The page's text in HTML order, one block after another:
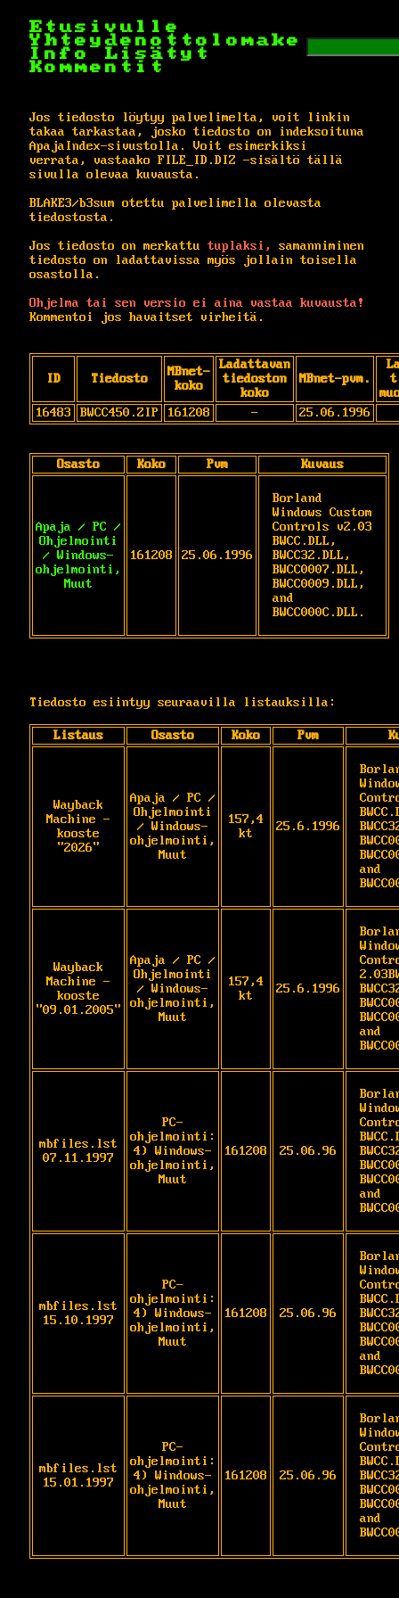
Etusivulle
Yhteydenottolomake
Info
Lisätyt
Kommentit
Jos tiedosto löytyy palvelimelta, voit linkin
takaa tarkastaa, josko tiedosto on indeksoituna
ApajaIndex-sivustolla. Voit esimerkiksi
verrata, vastaako FILE_ID.DIZ -sisältö tällä
sivulla olevaa kuvausta.
BLAKE3/b3sum otettu palvelimella olevasta
tiedostosta.
Jos tiedosto on merkattu tuplaksi,
samanniminen
tiedosto on ladattavissa myös jollain toisella
osastolla.
Ohjelma tai sen versio ei aina vastaa kuvausta!
Kommentoi jos havaitset virheitä.
ID Tiedosto
MBnet-
koko
Ladattavan
tiedoston
koko
MBnet-pvm.
16483
BWCC450.ZIP 161208 - 25.06.1996
Osasto Koko Pvm Kuvaus
Apaja / PC /
Ohjelmointi
/ Windows-
ohjelmointi,
Muut
161208 25.06.1996
Borland
Windows Custom
Controls v2.03
BWCC.DLL,
BWCC32.DLL,
BWCC0007.DLL,
BWCC0009.DLL,
and
BWCC000C.DLL.
Tiedosto esiintyy seuraavilla listauksilla:
Listaus Osasto Koko Pvm
Wayback
Machine -
kooste
"2026"
Apaja / PC /
Ohjelmointi
/ Windows-
ohjelmointi,
Muut
157,4
kt
25.6.1996
and
Wayback
Machine -
kooste
"09.01.2005"
Apaja / PC /
Ohjelmointi
/ Windows-
ohjelmointi,
Muut
157,4
kt
25.6.1996
and
mbfiles.lst
07.11.1997
PC-
ohjelmointi:
4) Windows-
ohjelmointi,
Muut
161208 25.06.96
and
mbfiles.lst
15.10.1997
PC-
ohjelmointi:
4) Windows-
ohjelmointi,
Muut
161208 25.06.96
and
mbfiles.lst
15.01.1997
PC-
ohjelmointi:
4) Windows-
ohjelmointi,
Muut
161208 25.06.96
and